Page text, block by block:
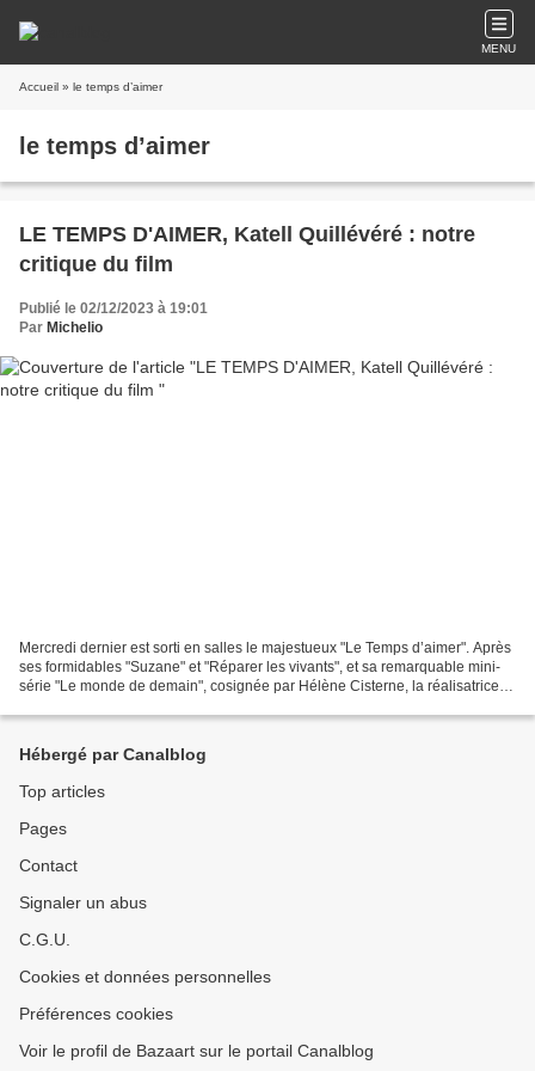
MENU
Accueil » le temps d’aimer
le temps d’aimer
LE TEMPS D'AIMER, Katell Quillévéré : notre
critique du film
Publié le 02/12/2023 à 19:01
Par Michelio
Mercredi dernier est sorti en salles le majestueux "Le Temps d’aimer". Après
ses formidables "Suzane" et "Réparer les vivants", et sa remarquable mini-
série "Le monde de demain", cosignée par Hélène Cisterne, la réalisatrice
Hébergé par Canalblog
Top articles
Pages
Contact
Signaler un abus
C.G.U.
Cookies et données personnelles
Préférences cookies
Voir le profil de Bazaart sur le portail Canalblog